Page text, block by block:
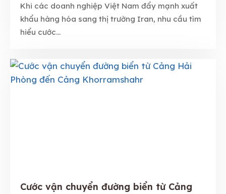
Khi các doanh nghiệp Việt Nam đẩy mạnh xuất
khẩu hàng hóa sang thị trường Iran, nhu cầu tìm
hiểu cước...
Cước vận chuyển đường biển từ Cảng